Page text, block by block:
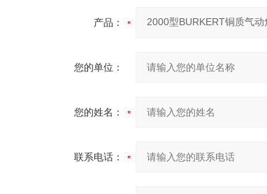
产品：
您的单位：
您的姓名：
联系电话：